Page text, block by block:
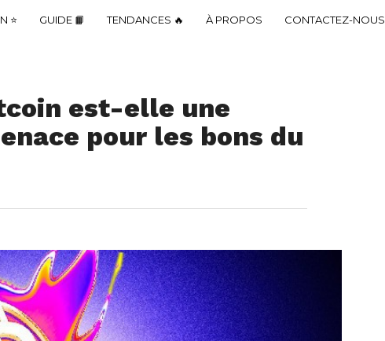
⭐ GUIDE 📙 TENDANCES 🔥 À PROPOS CONTACTEZ-NOUS
est-elle une
pour les bons du